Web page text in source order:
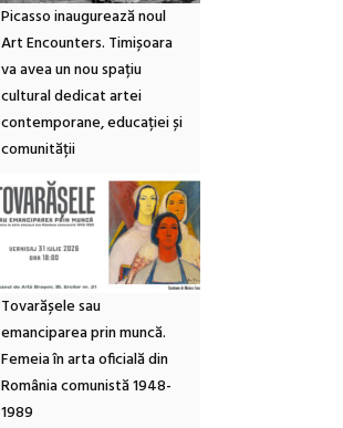
Picasso inaugurează noul
Art Encounters. Timișoara
va avea un nou spațiu
cultural dedicat artei
contemporane, educației și
comunității
Tovarășele sau
emanciparea prin muncă.
Femeia în arta oficială din
România comunistă 1948-
1989